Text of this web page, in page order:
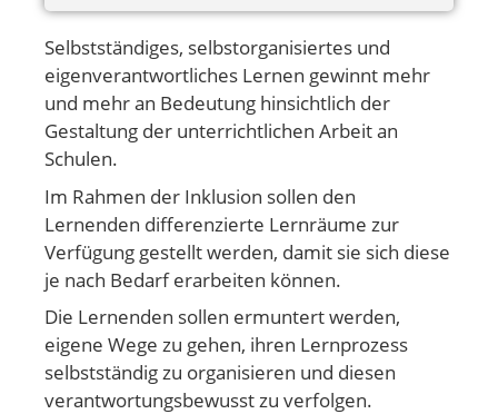
Selbstständiges, selbstorganisiertes und
eigenverantwortliches Lernen gewinnt mehr
und mehr an Bedeutung hinsichtlich der
Gestaltung der unterrichtlichen Arbeit an
Schulen.
Im Rahmen der Inklusion sollen den
Lernenden differenzierte Lernräume zur
Verfügung gestellt werden, damit sie sich diese
je nach Bedarf erarbeiten können.
Die Lernenden sollen ermuntert werden,
eigene Wege zu gehen, ihren Lernprozess
selbstständig zu organisieren und diesen
verantwortungsbewusst zu verfolgen.